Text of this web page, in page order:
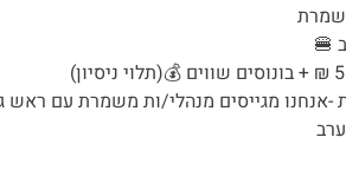
🍔
מגייסים מנהלי/ות משמרת עם ראש